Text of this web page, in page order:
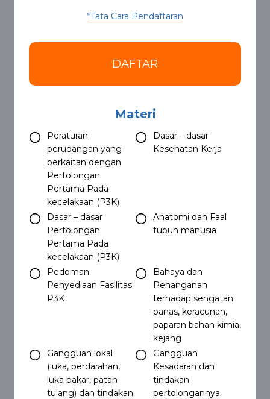
*Tata Cara Pendaftaran
DAFTAR
Materi
Peraturan
perudangan yang
berkaitan dengan
Pertolongan
Pertama Pada
kecelakaan (P3K)
Dasar – dasar
Kesehatan Kerja
Dasar – dasar
Pertolongan
Pertama Pada
kecelakaan (P3K)
Anatomi dan Faal
tubuh manusia
Pedoman
Penyediaan Fasilitas
P3K
Bahaya dan
Penanganan
terhadap sengatan
panas, keracunan,
paparan bahan kimia,
kejang
Gangguan lokal
(luka, perdarahan,
luka bakar, patah
tulang) dan tindakan
Gangguan
Kesadaran dan
tindakan
pertolongannya